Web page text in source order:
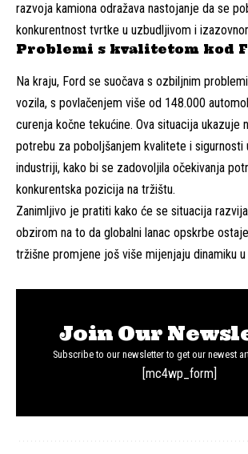
razvoja kamiona odražava nastojanje da se
konkurentnost tvrtke u uzbudljivom i
Problemi s kvalitetom kod
Na kraju, Ford se suočava s ozbiljnim
vozila, s povlačenjem više od 148.000
curenja kočne tekućine. Ova situacija ukazuje
potrebu za poboljšanjem kvalitete i sigurnosti
industriji, kako bi se zadovoljila očekivanja
konkurentska pozicija na tržištu.
Zanimljivo je pratiti kako će se situacija
obzirom na to da globalni lanac opskrbe
tržišne promjene još više mijenjaju dinamiku
Join Our
Subscribe to our newsletter to get our newest
[mc4wp_form]